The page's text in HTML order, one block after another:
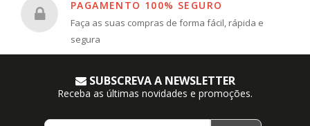
PAGAMENTO 100% SEGURO
Faça as suas compras de forma fácil, rápida e
segura
SUBSCREVA A NEWSLETTER
Receba as últimas novidades e promoções.